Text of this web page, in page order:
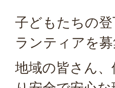
子どもたちの
ランティアを募
地域の皆さん